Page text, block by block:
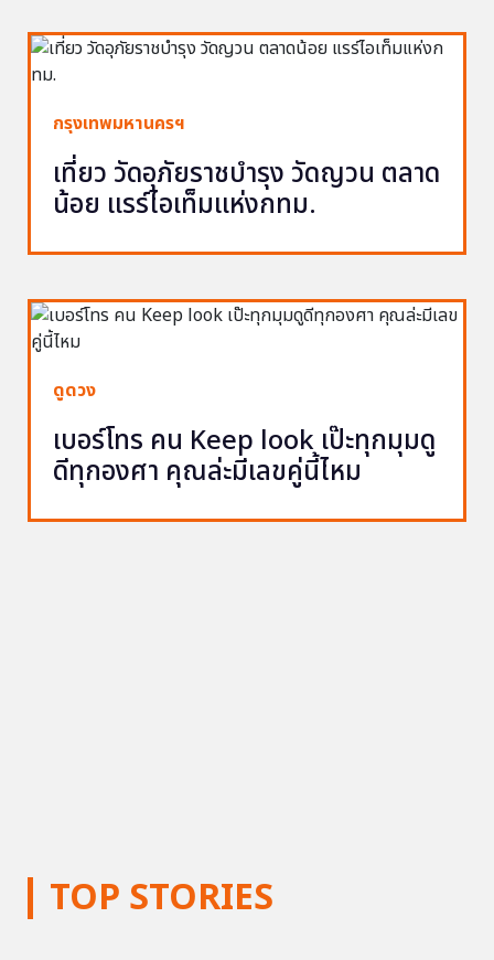
TOP STORIES
กรุงเทพมหานครฯ
เที่ยว วัดอุภัยราชบำรุง วัดญวน ตลาด
น้อย แรร์ไอเท็มแห่งกทม.
ดูดวง
เบอร์โทร คน Keep look เป๊ะทุกมุมดู
ดีทุกองศา คุณล่ะมีเลขคู่นี้ไหม